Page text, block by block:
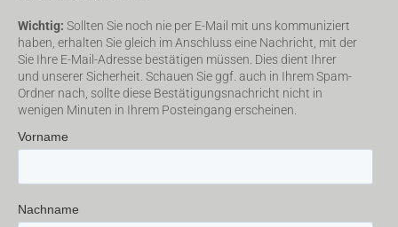
Wichtig: Sollten Sie noch nie per E-Mail mit uns kommuniziert
haben, erhalten Sie gleich im Anschluss eine Nachricht, mit der
Sie Ihre E-Mail-Adresse bestätigen müssen. Dies dient Ihrer
und unserer Sicherheit. Schauen Sie ggf. auch in Ihrem Spam-
Ordner nach, sollte diese Bestätigungsnachricht nicht in
wenigen Minuten in Ihrem Posteingang erscheinen.